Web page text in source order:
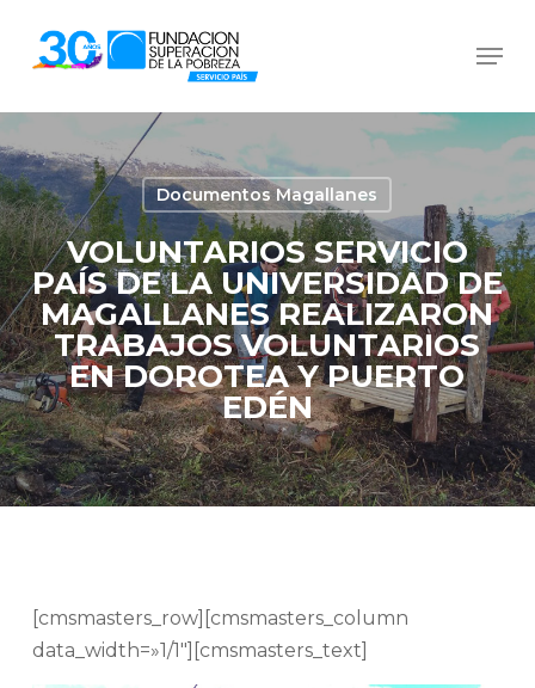
content
Documentos Magallanes
VOLUNTARIOS SERVICIO
PAÍS DE LA UNIVERSIDAD DE
MAGALLANES REALIZARON
TRABAJOS VOLUNTARIOS
EN DOROTEA Y PUERTO
EDÉN
[cmsmasters_row][cmsmasters_column
data_width=»1/1″][cmsmasters_text]
Menu